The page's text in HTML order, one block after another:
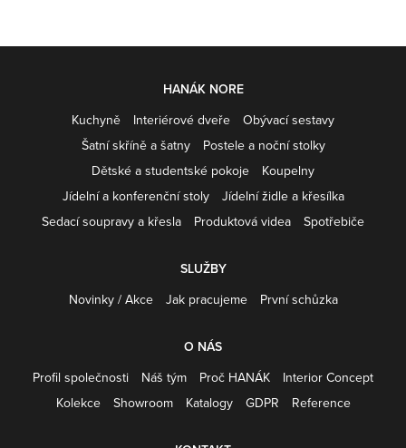
HANÁK NORE
Kuchyně
Interiérové dveře
Obývací sestavy
Šatní skříně a šatny
Postele a noční stolky
Dětské a studentské pokoje
Koupelny
Jídelní a konferenční stoly
Jídelní židle a křesílka
Sedací soupravy a křesla
Produktová videa Spotřebiče
SLUŽBY
Novinky / Akce
Jak pracujeme První schůzka
O NÁS
Profil společnosti
Náš tým Proč HANÁK
Interior Concept
Kolekce
Showroom Katalogy GDPR Reference